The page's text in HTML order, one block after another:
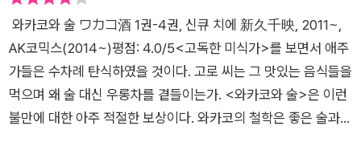
와카코와 술 ワカコ酒 1권-4권, 신큐 치에 新久千映, 2011~,
AK코믹스(2014~)평점: 4.0/5<고독한 미식가>를 보면서 애주
가들은 수차례 탄식하였을 것이다. 고로 씨는 그 맛있는 음식들을
먹으며 왜 술 대신 우롱차를 곁들이는가. <와카코와 술>은 이런
불만에 대한 아주 적절한 보상이다. 와카코의 철학은 좋은 술과